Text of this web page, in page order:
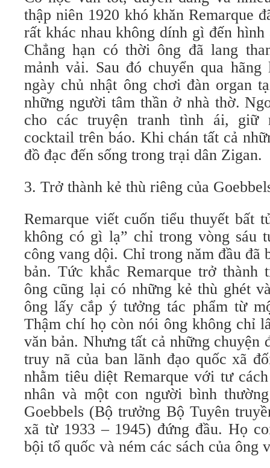
thập niên 1920 khó khăn Remarque
rất khác nhau không dính gì đến hình
Chẳng hạn có thời ông đã lang
mảnh vải. Sau đó chuyển qua
ngày chủ nhật ông chơi đàn organ
những người tâm thần ở nhà thờ.
cho các truyện tranh tình ái, giữ
cocktail trên báo. Khi chán tất cả
đồ đạc đến sống trong trại dân Zigan.
3. Trở thành kẻ thù riêng của
Remarque viết cuốn tiểu thuyết bất
không có gì lạ” chỉ trong vòng sáu
công vang dội. Chỉ trong năm đầu đã
bản. Tức khắc Remarque trở
ông cũng lại có những kẻ thù ghét
ông lấy cắp ý tưởng tác phẩm từ
Thậm chí họ còn nói ông không chỉ
văn bản. Nhưng tất cả những chuyện
truy nã của ban lãnh đạo quốc xã
nhằm tiêu diệt Remarque với tư
nhân và một con người bình
Goebbels (Bộ trưởng Bộ Tuyên
xã từ 1933 – 1945) đứng đầu. Họ
bội tổ quốc và ném các sách của ông